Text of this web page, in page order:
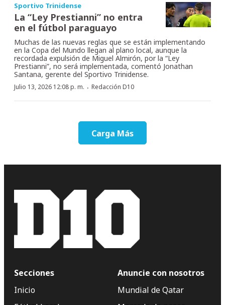
Sportivo Trinidense
La “Ley Prestianni” no entra
en el fútbol paraguayo
Muchas de las nuevas reglas que se están implementando
en la Copa del Mundo llegan al plano local, aunque la
recordada expulsión de Miguel Almirón, por la “Ley
Prestianni”, no será implementada, comentó Jonathan
Santana, gerente del Sportivo Trinidense.
Julio 13, 2026 12:08 p. m. · Redacción D10
Carga Más
Secciones
Inicio
Anuncie con nosotros
Mundial de Qatar